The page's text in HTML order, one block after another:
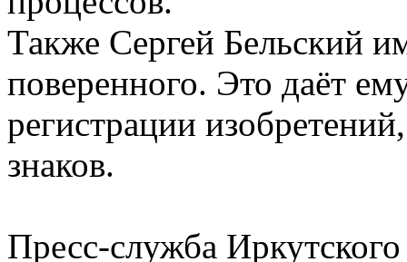
Также Сергей Бельский
поверенного. Это даёт
регистрации
знаков.
Пресс-служба